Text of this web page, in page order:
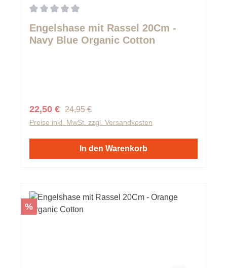
Engelshase mit Rassel 20Cm -
Navy Blue Organic Cotton
Verkaufspreis:
22,50 € Regulärer Preis:
24,95 €
Preise inkl. MwSt. zzgl. Versandkosten
In den Warenkorb
Rabatt
%